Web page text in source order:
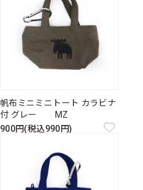
帆布ミニミニトート カラビナ
付 グレー MZ
900円(税込990円)